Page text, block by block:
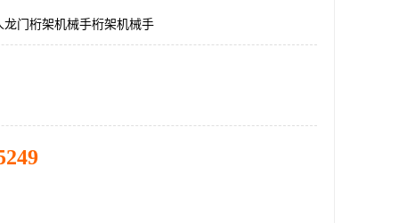
龙门桁架机械手桁架机械手